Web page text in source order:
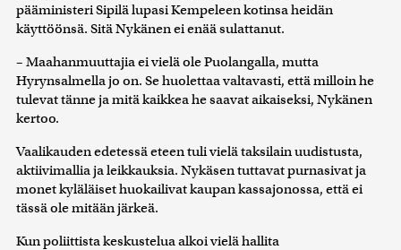
pääministeri Sipilä lupasi Kempeleen kotinsa heidän
käyttöönsä. Sitä Nykänen ei enää sulattanut.
– Maahanmuuttajia ei vielä ole Puolangalla, mutta
Hyrynsalmella jo on. Se huolettaa valtavasti, että milloin he
tulevat tänne ja mitä kaikkea he saavat aikaiseksi, Nykänen
kertoo.
Vaalikauden edetessä eteen tuli vielä taksilain uudistusta,
aktiivimallia ja leikkauksia. Nykäsen tuttavat purnasivat ja
monet kyläläiset huokailivat kaupan kassajonossa, että ei
tässä ole mitään järkeä.
Kun poliittista keskustelua alkoi vielä hallita